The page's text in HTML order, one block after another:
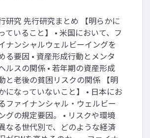
研究 先行研究まとめ 【明らかに
ていること】 • 米国において、フ
ナンシャルウェルビーイングを
る要因 • 資産形成行動とメンタ
ルスの関係 • 若年期の資産形成
と老後の貧困リスクの関係 【明
になっていないこと】 • 日本にお
ファイナンシャル・ウェルビー
グの規定要因。 • リスクや環境
なる世代別で、どのような経済